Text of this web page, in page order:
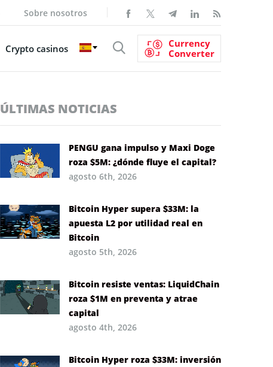
Sobre nosotros
Crypto casinos
Currency
Converter
ÚLTIMAS NOTICIAS
PENGU gana impulso y Maxi Doge
roza $5M: ¿dónde fluye el capital?
agosto 6th, 2026
Bitcoin Hyper supera $33M: la
apuesta L2 por utilidad real en
Bitcoin
agosto 5th, 2026
Bitcoin resiste ventas: LiquidChain
roza $1M en preventa y atrae
capital
agosto 4th, 2026
Bitcoin Hyper roza $33M: inversión